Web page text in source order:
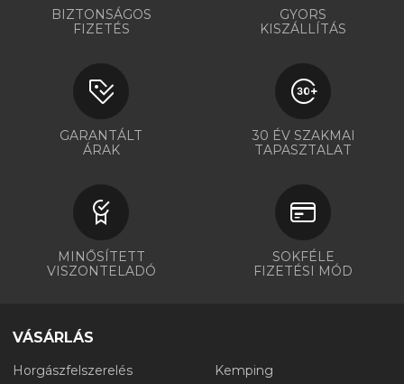
BIZTONSÁGOS
FIZETÉS
GYORS
KISZÁLLÍTÁS
GARANTÁLT
ÁRAK
30 ÉV SZAKMAI
TAPASZTALAT
MINŐSÍTETT
VISZONTELADÓ
SOKFÉLE
FIZETÉSI MÓD
VÁSÁRLÁS
Horgászfelszerelés
Kemping